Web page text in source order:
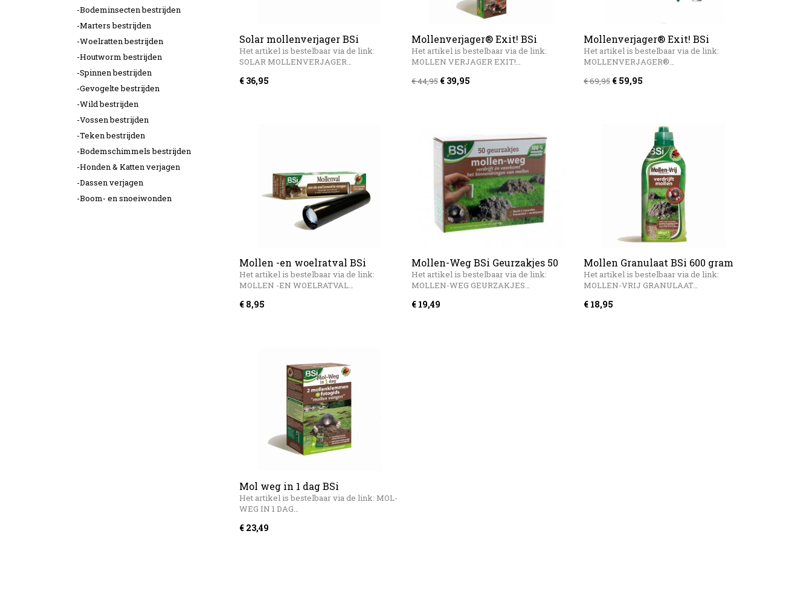
-Bodeminsecten bestrijden
-Marters bestrijden
-Woelratten bestrijden
-Houtworm bestrijden
-Spinnen bestrijden
-Gevogelte bestrijden
-Wild bestrijden
-Vossen bestrijden
-Teken bestrijden
-Bodemschimmels bestrijden
-Honden & Katten verjagen
-Dassen verjagen
-Boom- en snoeiwonden
Solar mollenverjager BSi
Het artikel is bestelbaar via de link:
SOLAR MOLLENVERJAGER…
€ 36,95
Mollenverjager® Exit! BSi
Het artikel is bestelbaar via de link:
MOLLEN VERJAGER EXIT!…
€ 44,95 € 39,95
Mollenverjager® Exit! BSi
Mollenstop op netstroom
Het artikel is bestelbaar via de link:
MOLLENVERJAGER®…
€ 69,95 € 59,95
Mollen -en woelratval BSi
Het artikel is bestelbaar via de link:
MOLLEN -EN WOELRATVAL…
€ 8,95
Mollen-Weg BSi Geurzakjes 50
stuks
Het artikel is bestelbaar via de link:
MOLLEN-WEG GEURZAKJES…
€ 19,49
Mollen Granulaat BSi 600 gram
Het artikel is bestelbaar via de link:
MOLLEN-VRIJ GRANULAAT…
€ 18,95
Mol weg in 1 dag BSi
Het artikel is bestelbaar via de link: MOL-
WEG IN 1 DAG…
€ 23,49